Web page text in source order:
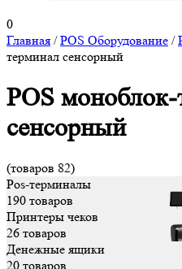
0
Главная /POS Оборудование /
терминал сенсорный
POS
сенсорный
(товаров 82)
Pos-терминалы
190 товаров
Принтеры чеков
26 товаров
Денежные ящики
20 товаров